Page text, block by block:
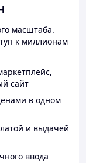
масштаба.
к миллионам
сайт
в одном
и выдачей
ввода